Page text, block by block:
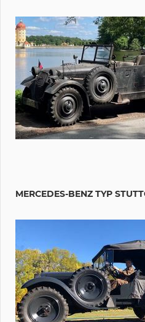
MERCEDES-BENZ TYP